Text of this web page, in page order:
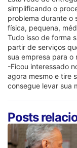
simplificando o
problema durante o
física, pequena,
Tudo isso de forma
partir de serviços
sua empresa para o
-Ficou interessado
agora mesmo e tire
consegue levar sua
Posts